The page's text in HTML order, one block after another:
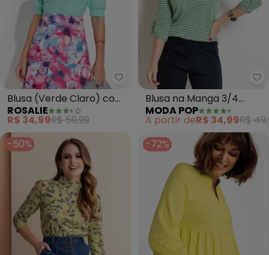
Rosalie - Blusa (Verde Claro)
Blusa (Verde Claro) com
Manga
ROSALIE
R$ 34,99R$ 59,99
Blusa na Manga 3/4
Listrada (Verde e
Branco)
MODA POP
A partir deR$ 34,99R$
-50%
-72%